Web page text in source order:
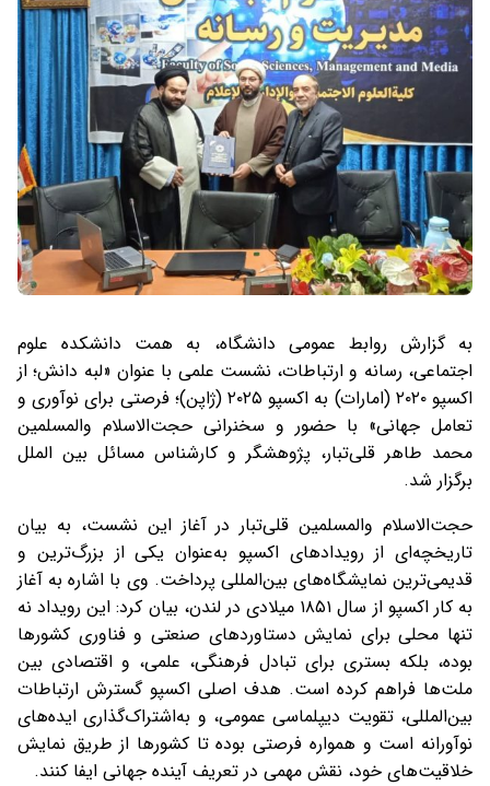
به گزارش روابط عمومی دانشگاه، به همت دانشکده علوم
اجتماعی، رسانه و ارتباطات، نشست علمی با عنوان «لبه دانش؛ از
اکسپو ۲۰۲۰ (امارات) به اکسپو ۲۰۲۵ (ژاپن)؛ فرصتی برای نوآوری و
تعامل جهانی» با حضور و سخنرانی حجت‌الاسلام والمسلمین
محمد طاهر قلی‌تبار، پژوهشگر و کارشناس مسائل بین الملل
برگزار شد.
حجت‌الاسلام والمسلمین قلی‌تبار در آغاز این نشست، به بیان
تاریخچه‌ای از رویدادهای اکسپو به‌عنوان یکی از بزرگ‌ترین و
قدیمی‌ترین نمایشگاه‌های بین‌المللی پرداخت. وی با اشاره به آغاز
به کار اکسپو از سال ۱۸۵۱ میلادی در لندن، بیان کرد: این رویداد نه
تنها محلی برای نمایش دستاوردهای صنعتی و فناوری کشورها
بوده، بلکه بستری برای تبادل فرهنگی، علمی، و اقتصادی بین
ملت‌ها فراهم کرده است. هدف اصلی اکسپو گسترش ارتباطات
بین‌المللی، تقویت دیپلماسی عمومی، و به‌اشتراک‌گذاری ایده‌های
نوآورانه است و همواره فرصتی بوده تا کشورها از طریق نمایش
خلاقیت‌های خود، نقش مهمی در تعریف آینده جهانی ایفا کنند.